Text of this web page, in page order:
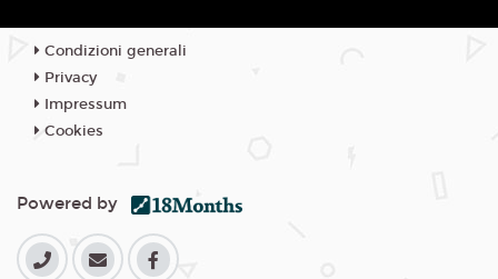
Condizioni generali
Privacy
Impressum
Cookies
Powered by